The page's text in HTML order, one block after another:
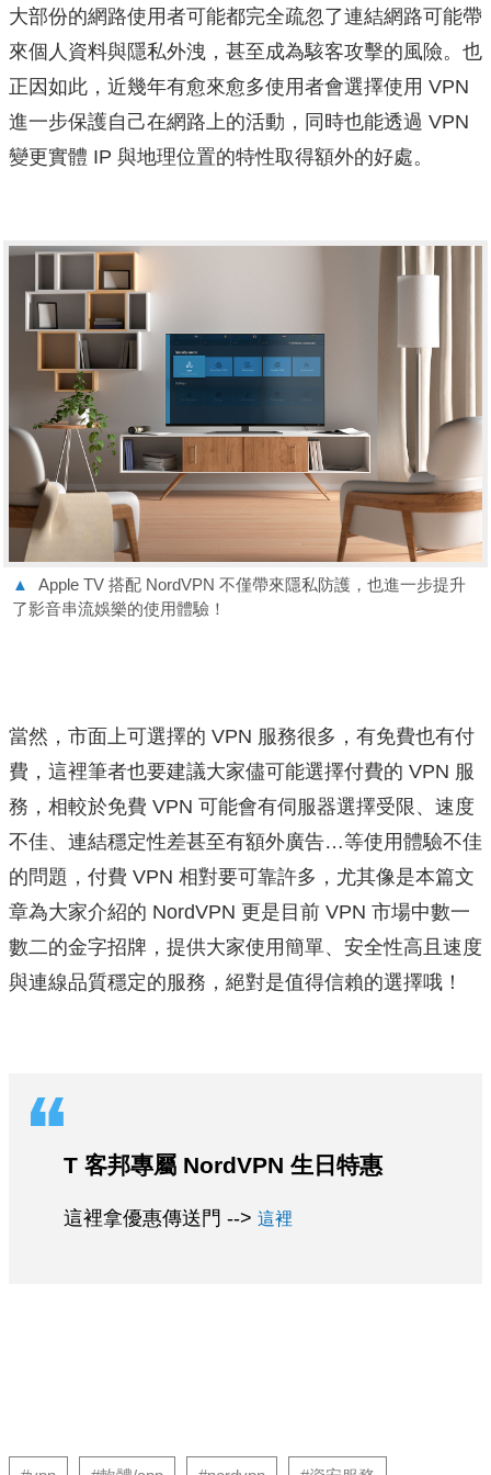
大部份的網路使用者可能都完全疏忽了連結網路可能帶
來個人資料與隱私外洩，甚至成為駭客攻擊的風險。也
正因如此，近幾年有愈來愈多使用者會選擇使用 VPN
進一步保護自己在網路上的活動，同時也能透過 VPN
變更實體 IP 與地理位置的特性取得額外的好處。
▲
Apple TV 搭配 NordVPN 不僅帶來隱私防護，也進一步提升
了影音串流娛樂的使用體驗！
當然，市面上可選擇的 VPN 服務很多，有免費也有付
費，這裡筆者也要建議大家儘可能選擇付費的 VPN 服
務，相較於免費 VPN 可能會有伺服器選擇受限、速度
不佳、連結穩定性差甚至有額外廣告…等使用體驗不佳
的問題，付費 VPN 相對要可靠許多，尤其像是本篇文
章為大家介紹的 NordVPN 更是目前 VPN 市場中數一
數二的金字招牌，提供大家使用簡單、安全性高且速度
與連線品質穩定的服務，絕對是值得信賴的選擇哦！
T 客邦專屬 NordVPN 生日特惠
這裡拿優惠傳送門 --> 這裡